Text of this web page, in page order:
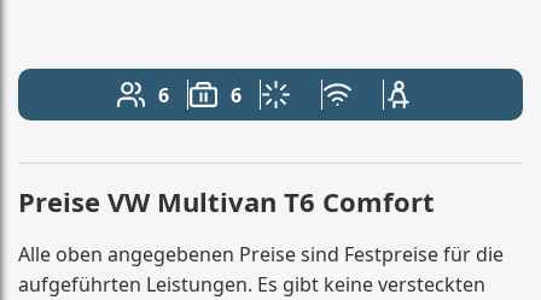
6
Anzahl der Passagiere: 6
6
Gepäckkapazität: 6
KlimaanlageKostenloses WLAN
Kindersitz
Preise VW Multivan T6 Comfort
Alle oben angegebenen Preise sind Festpreise für die
aufgeführten Leistungen. Es gibt keine versteckten